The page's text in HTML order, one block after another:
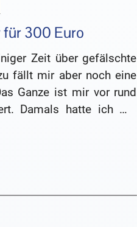
für 300 Euro
Zeit über gefälschte
fällt mir aber noch eine
Ganze ist mir vor rund
Damals hatte ich mir